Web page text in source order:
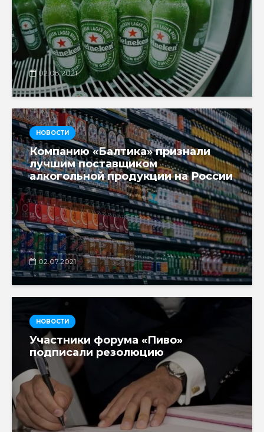
02.08.2021
НОВОСТИ
Компанию «Балтика» признали
лучшим поставщиком
алкогольной продукции на России
02.07.2021
НОВОСТИ
Участники форума «Пиво»
подписали резолюцию